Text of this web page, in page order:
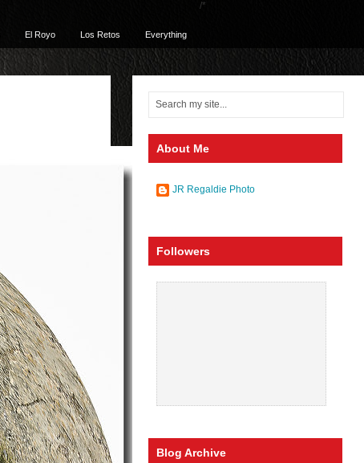
/*
El Royo Los Retos Everything
About Me
JR Regaldie Photo
Followers
Blog Archive